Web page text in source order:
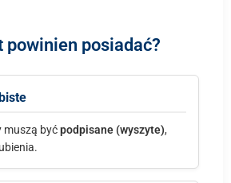
powinien posiadać?
muszą byćpodpisane (wyszyte),